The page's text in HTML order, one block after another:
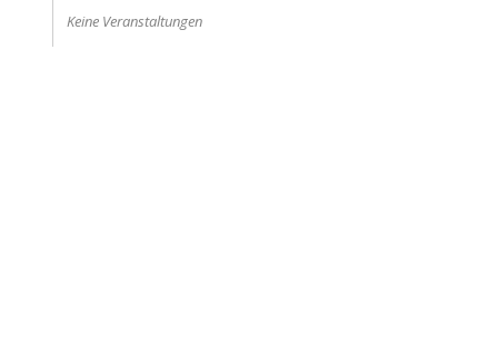
Keine Veranstaltungen